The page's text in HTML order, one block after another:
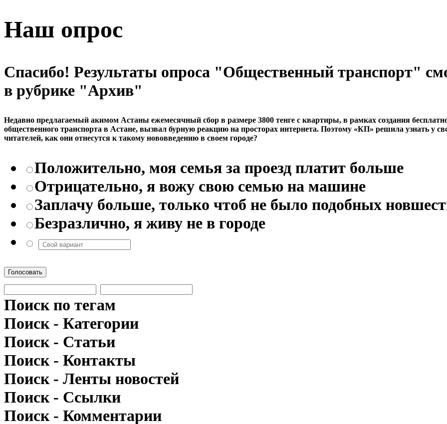
Наш опрос
Спасибо! Результаты опроса "Общественный транспорт"
в рубрике "Архив"
Недавно предлагаемый акимом Астаны ежемесячный сбор в размере 3800 тенге с квартиры, в рамках создания
общественного транспорта в Астане, вызвал бурную реакцию на просторах интернета. Поэтому «КП» решила узнать у
читателей, как они отнесутся к такому нововведению в своем городе?
Положительно, моя семья за проезд платит больше
Отрицательно, я вожу свою семью на машине
Заплачу больше, только чтоб не было подобных
Безразлично, я живу не в городе
Голосовать
Поиск по тегам
Поиск - Категории
Поиск - Статьи
Поиск - Контакты
Поиск - Ленты новостей
Поиск - Ссылки
Поиск - Комментарии